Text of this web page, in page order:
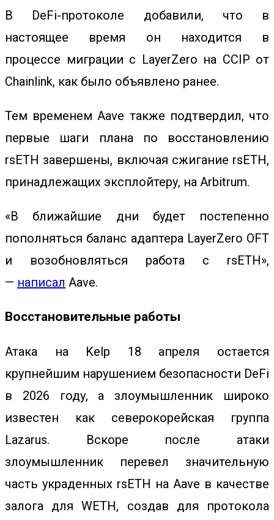
В DeFi-протоколе добавили, что в
настоящее время он находится в
процессе миграции с LayerZero на CCIP от
Chainlink, как было объявлено ранее.
Тем временем Aave также подтвердил, что
первые шаги плана по восстановлению
rsETH завершены, включая сжигание rsETH,
принадлежащих эксплойтеру, на Arbitrum.
«В ближайшие дни будет постепенно
пополняться баланс адаптера LayerZero OFT
и возобновляться работа с rsETH»,
— написал Aave.
Восстановительные работы
Атака на Kelp 18 апреля остается
крупнейшим нарушением безопасности DeFi
в 2026 году, а злоумышленник широко
известен как северокорейская группа
Lazarus. Вскоре после атаки
злоумышленник перевел значительную
часть украденных rsETH на Aave в качестве
залога для WETH, создав для протокола